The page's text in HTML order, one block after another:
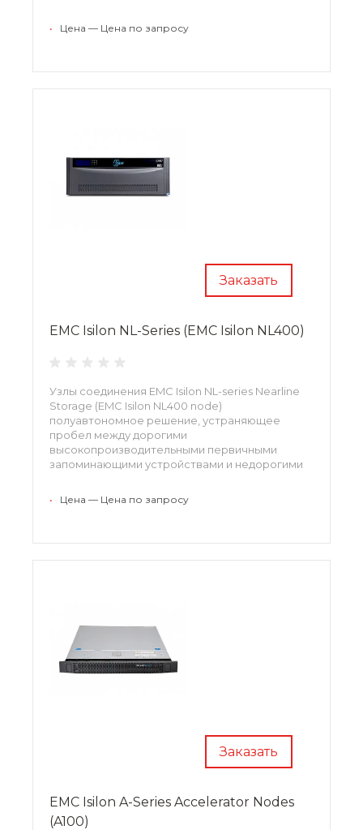
охватывает все узлы кластера.
• Цена — Цена по запросу
Заказать
EMC Isilon NL-Series (EMC Isilon NL400)
Узлы соединения EMC Isilon NL-series Nearline
Storage (EMC Isilon NL400 node)
полуавтономное решение, устраняющее
пробел между дорогими
высокопроизводительными первичными
запоминающими устройствами и недорогими
• Цена — Цена по запросу
Заказать
EMC Isilon A-Series Accelerator Nodes
(A100)